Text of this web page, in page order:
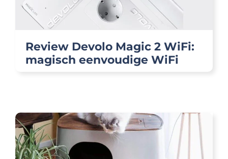
Review Devolo Magic 2 WiFi:
magisch eenvoudige WiFi